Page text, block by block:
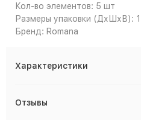
Кол-во элементов: 5 шт
Размеры упаковки (ДхШхВ):
Бренд: Romana
Характеристики
Отзывы